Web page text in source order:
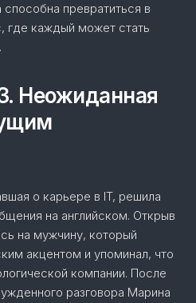
способна превратиться в
где каждый может стать
Неожиданная
о карьере в IT, решила
на английском. Открыв
на мужчину, который
акцентом и упоминал, что
компании. После
разговора Марина